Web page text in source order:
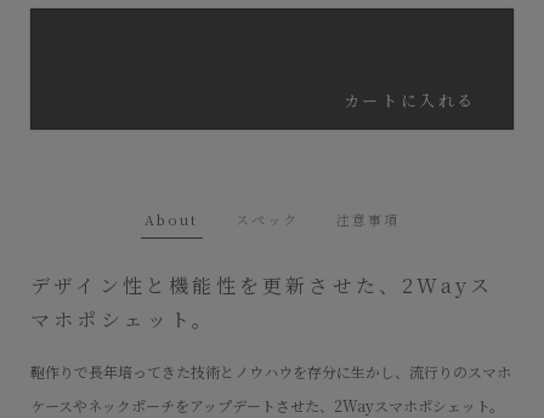
About スペック 注意事項
デザイン性と機能性を更新させた、2Wayス
マホポシェット。
鞄作りで長年培ってきた技術とノウハウを存分に生かし、流行りのスマホ
ケースやネックポーチをアップデートさせた、2Wayスマホポシェット。
カートに入れる